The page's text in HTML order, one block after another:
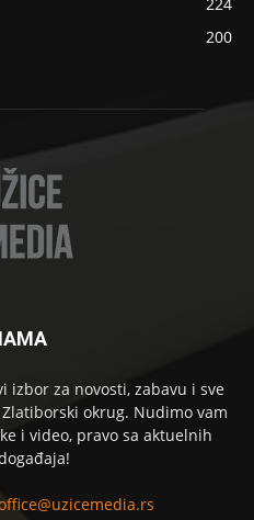
224
200
izbor za novosti, zabavu i sve
okrug. Nudimo vam
i video, pravo sa aktuelnih